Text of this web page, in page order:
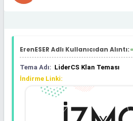
ErenESER Adlı Kullanıcıdan Alıntı:
Tema Adı: LiderCS Klan Teması
İndirme Linki: